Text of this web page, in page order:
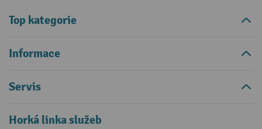
Top kategorie
Informace
Servis
Horká linka služeb